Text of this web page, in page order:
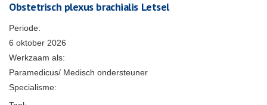
Obstetrisch plexus brachialis Letsel
Periode:
6 oktober 2026
Werkzaam als:
Paramedicus/ Medisch ondersteuner
Specialisme: